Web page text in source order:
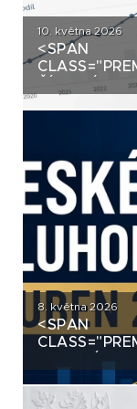
10. května 2026
<SPAN
ČÍST VÝNOS
8. května 2026
<SPAN
FIREMNÍ